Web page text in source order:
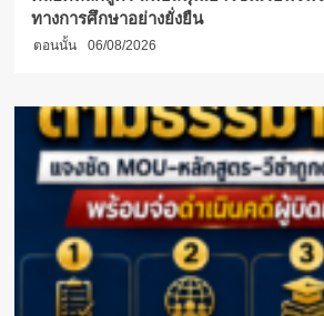
ทางการศึกษาอย่างยั่งยืน
ตอนนั้น 06/08/2026